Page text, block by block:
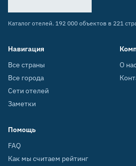
Каталог отелей. 192 000 объектов в 221
Навигация
Все страны
Все города
Сети отелей
Заметки
О
Помощь
FAQ
Как мы считаем рейтинг